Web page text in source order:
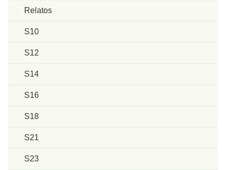
Relatos
S10
S12
S14
S16
S18
S21
S23